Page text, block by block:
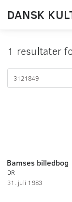
DANSK
1 resultater
Bamses billedbog
DR
31. juli 1983